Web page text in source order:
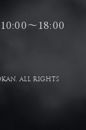
～18:00
ALL RIGHTS